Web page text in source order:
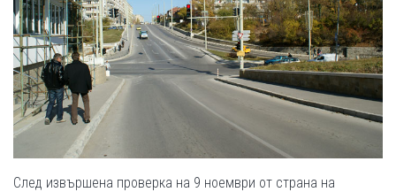
След извършена проверка на 9 ноември от страна на